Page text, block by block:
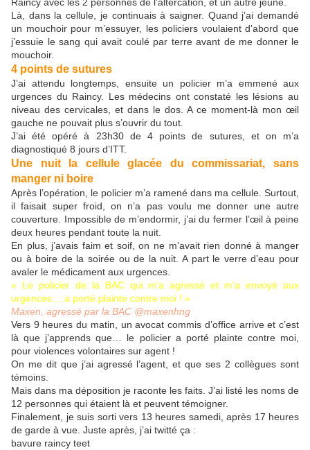
Là, dans la cellule, je continuais à saigner. Quand j’ai demandé
un mouchoir pour m’essuyer, les policiers voulaient d’abord que
j’essuie le sang qui avait coulé par terre avant de me donner le
mouchoir.
4 points de sutures
J’ai attendu longtemps, ensuite un policier m’a emmené aux
urgences du Raincy. Les médecins ont constaté les lésions au
niveau des cervicales, et dans le dos. A ce moment-là mon œil
gauche ne pouvait plus s’ouvrir du tout.
J’ai été opéré à 23h30 de 4 points de sutures, et on m’a
diagnostiqué 8 jours d’ITT.
Une nuit la cellule glacée du commissariat, sans
manger ni boire
Après l’opération, le policier m’a ramené dans ma cellule. Surtout,
il faisait super froid, on n’a pas voulu me donner une autre
couverture. Impossible de m’endormir, j’ai du fermer l’œil à peine
deux heures pendant toute la nuit.
En plus, j’avais faim et soif, on ne m’avait rien donné à manger
ou à boire de la soirée ou de la nuit. A part le verre d’eau pour
avaler le médicament aux urgences.
« Le policier de la BAC qui m’a agressé et m’a envoyé aux
urgences… a porté plainte contre moi ! »
Maxen, agressé par la BAC @maxenhng
Vers 9 heures du matin, un avocat commis d’office arrive et c’est
là que j’apprends que… le policier a porté plainte contre moi,
pour violences volontaires sur agent !
On me dit que j’ai agressé l’agent, et que ses 2 collègues sont
témoins.
Mais dans ma déposition je raconte les faits. J’ai listé les noms de
12 personnes qui étaient là et peuvent témoigner.
Finalement, je suis sorti vers 13 heures samedi, après 17 heures
de garde à vue. Juste après, j’ai twitté ça :
bavure raincy teet